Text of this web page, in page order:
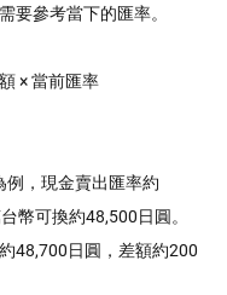
要參考當下的匯率。
× 當前匯率
，現金賣出匯率約
幣可換約48,500日圓。
48,700日圓，差額約200